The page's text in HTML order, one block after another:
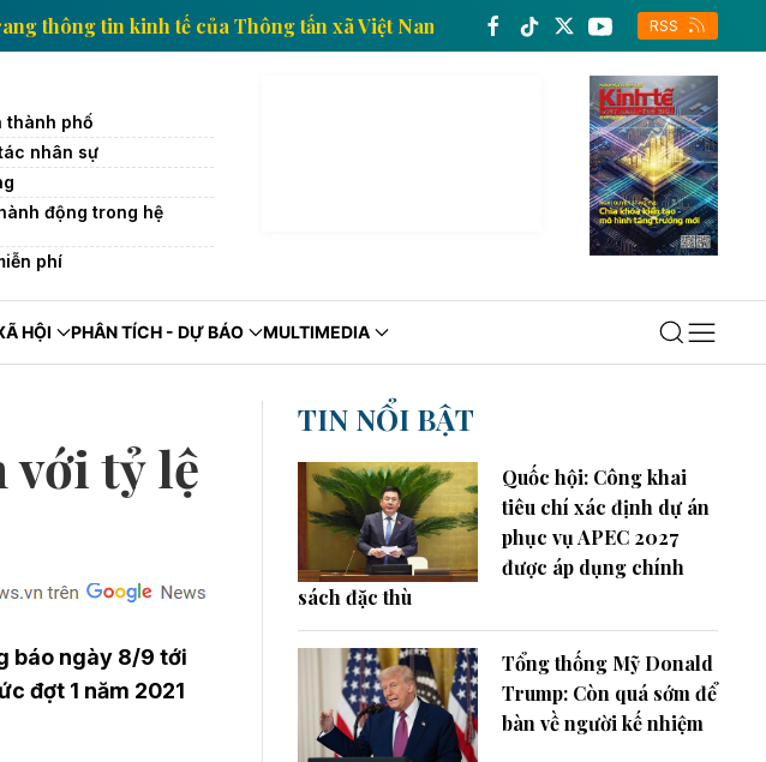
Trang thông tin kinh tế của Thông tấn xã Việt Nam Trang thông tin
RSS
thành phố
nhân sự
động trong hệ
phí
HỘI PHÂN TÍCH - DỰ BÁO MULTIMEDIA
với tỷ lệ
báo ngày 8/9 tới
đợt 1 năm 2021
TIN NỔI BẬT
Quốc hội: Công khai
tiêu chí xác định dự án
phục vụ APEC 2027
được áp dụng chính
sách đặc thù
Tổng thống Mỹ Donald
Trump: Còn quá sớm để
bàn về người kế nhiệm